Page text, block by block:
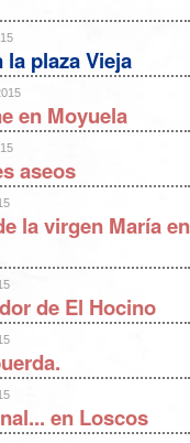
plaza Vieja
en Moyuela
aseos
la virgen María en
de El Hocino
en Loscos